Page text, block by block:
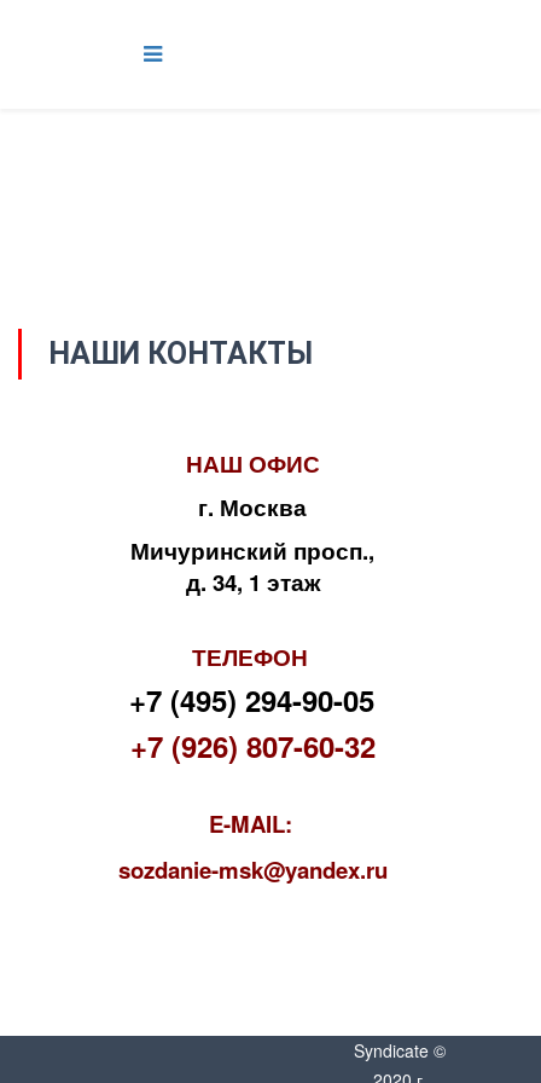
НАШИ КОНТАКТЫ
НАШ ОФИС
г. Москва
Мичуринский просп.,
д. 34, 1 этаж
ТЕЛЕФОН
+7 (495) 294-90-05
+7 (926) 807-60-32
E-MAIL:
sozdanie-msk@yandex.ru
Syndicate ©